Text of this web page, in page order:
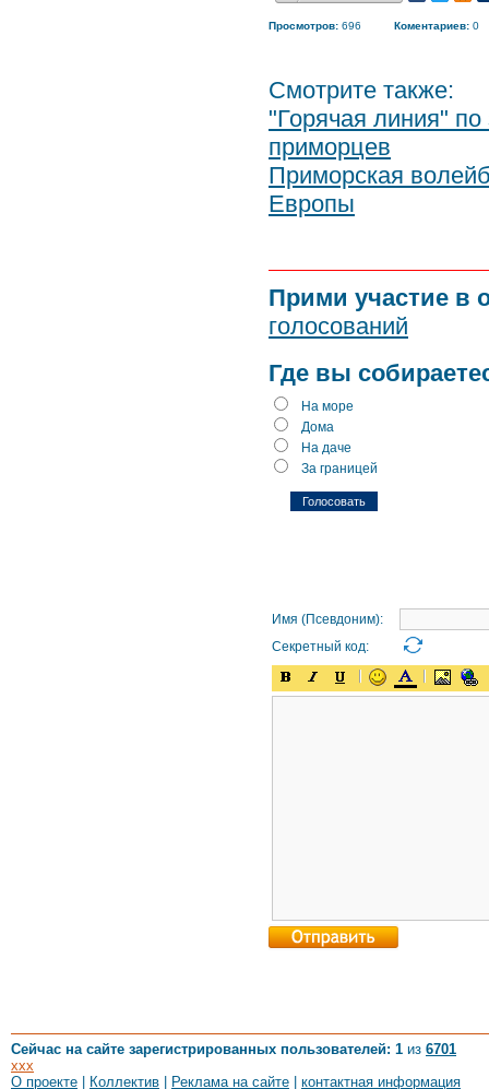
Просмотров: 696 Коментариев: 0
Смотрите также:
"Горячая линия"
приморцев
Приморская
Европы
Прими участие в
голосований
Где вы
На море
Дома
На даче
За границей
Имя (Псевдоним):
Секретный код:
Сейчас на сайте зарегистрированных пользователей: 1 из 6701
xxx
О проекте
Коллектив Реклама на сайте контактная информация